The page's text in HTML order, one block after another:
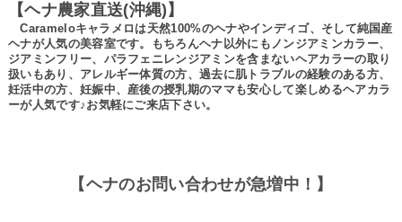
【ヘナ農家直送(沖縄)】
Carameloキャラメロは天然100%のヘナやインディゴ、そして純国産
ヘナが人気の美容室です。もちろんヘナ以外にもノンジアミンカラー、
ジアミンフリー、パラフェニレンジアミンを含まないヘアカラーの取り
扱いもあり、アレルギー体質の方、過去に肌トラブルの経験のある方、
妊活中の方、妊娠中、産後の授乳期のママも安心して楽しめるヘアカラ
ーが人気です♪お気軽にご来店下さい。
【ヘナのお問い合わせが急増中！】